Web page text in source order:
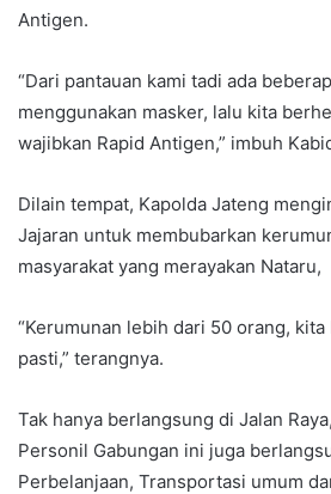
Antigen.
“Dari pantauan kami tadi ada
menggunakan masker, lalu kita
wajibkan Rapid Antigen,” imbuh
Dilain tempat, Kapolda Jateng
Jajaran untuk membubarkan
masyarakat yang merayakan Nataru,
“Kerumunan lebih dari 50 orang,
pasti,” terangnya.
Tak hanya berlangsung di Jalan
Personil Gabungan ini juga
Perbelanjaan, Transportasi umum